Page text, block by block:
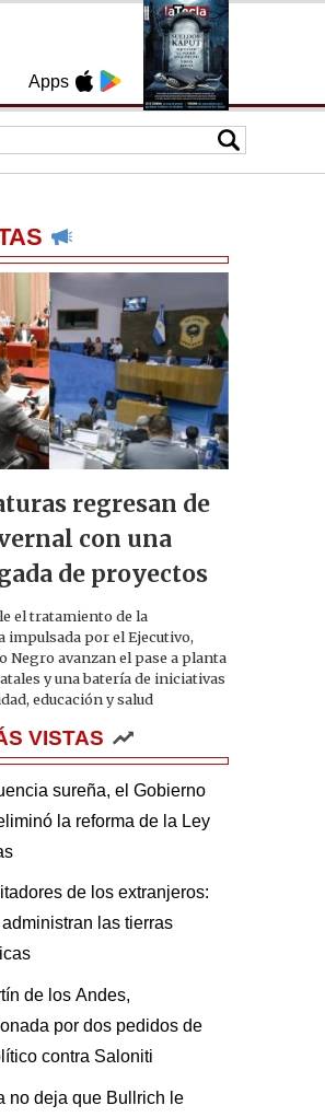
Apps
regresan de
con una
de proyectos
el tratamiento de la
impulsada por el Ejecutivo,
Negro avanzan el pase a planta
y una batería de iniciativas
educación y salud
VISTAS
sureña, el Gobierno
la reforma de la Ley
de los extranjeros:
las tierras
de los Andes,
por dos pedidos de
contra Saloniti
no deja que Bullrich le